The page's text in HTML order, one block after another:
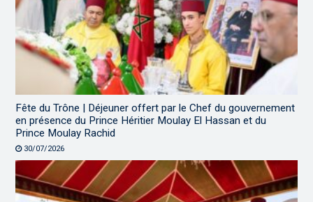
Fête du Trône | Déjeuner offert par le Chef du gouvernement
en présence du Prince Héritier Moulay El Hassan et du
Prince Moulay Rachid
30/07/2026